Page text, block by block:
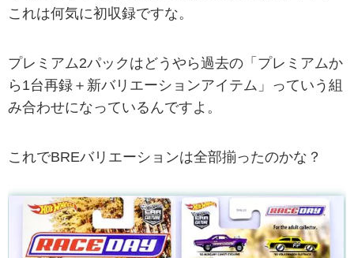
これは何気に初収録ですな。
プレミアム2パックはどうやら過去の「プレミアムか
ら1台再録＋新バリエーションアイテム」っていう組
み合わせになっているんですよ。
これでBREバリエーションは全部揃ったのかな？